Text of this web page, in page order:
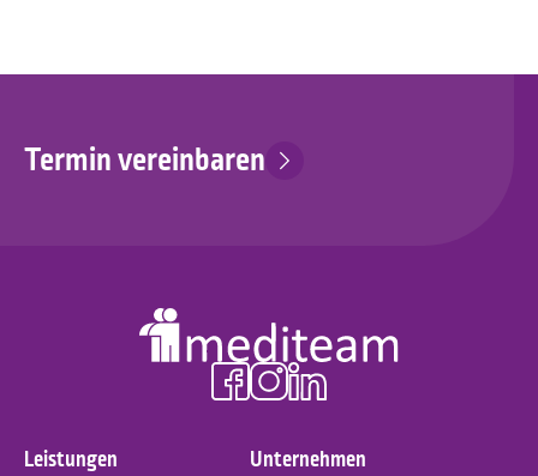
Termin vereinbaren
Leistungen Unternehmen